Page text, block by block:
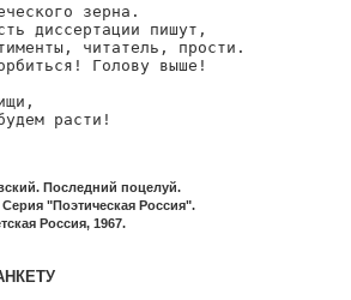
зерна.
диссертации пишут,
читатель, прости.
Голову выше!
расти!
Последний поцелуй.
"Поэтическая Россия".
Россия, 1967.